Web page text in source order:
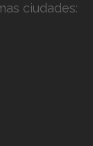
ciudades: